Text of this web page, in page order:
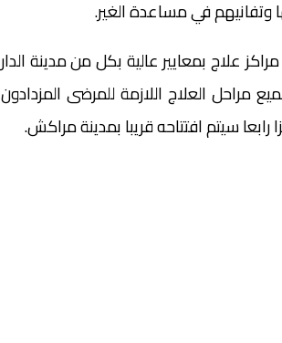
علاج بمعايير عالية بكل من مدينة الدار
مراحل العلاج اللازمة للمرضى المزدادون
سيتم افتتاحه قريبا بمدينة مراكش.